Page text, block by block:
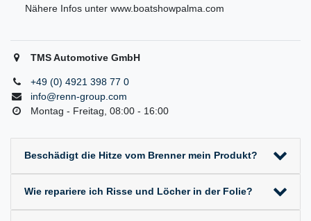
Nähere Infos unter www.boatshowpalma.com
TMS Automotive GmbH
+49 (0) 4921 398 77 0
info@renn-group.com
Montag - Freitag, 08:00 - 16:00
Beschädigt die Hitze vom Brenner mein Produkt?
Wie repariere ich Risse und Löcher in der Folie?